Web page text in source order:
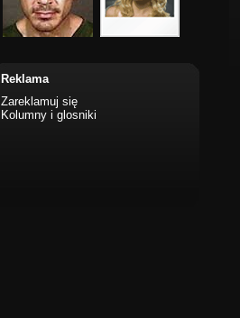
Reklama
Zareklamuj się
Kolumny i glosniki